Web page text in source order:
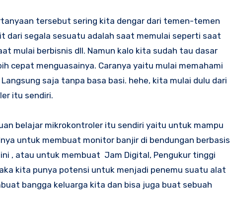
tersebut sering kita dengar dari temen-temen
dari segala sesuatu adalah saat memulai seperti saat
mulai berbisnis dll. Namun kalo kita sudah tau dasar
cepat menguasainya. Caranya yaitu mulai memahami
saja tanpa basa basi. hehe, kita mulai dulu dari
itu sendiri.
belajar mikrokontroler itu sendiri yaitu untuk mampu
untuk membuat monitor banjir di bendungan berbasis
, atau untuk membuat Jam Digital, Pengukur tinggi
kita punya potensi untuk menjadi penemu suatu alat
bangga keluarga kita dan bisa juga buat sebuah